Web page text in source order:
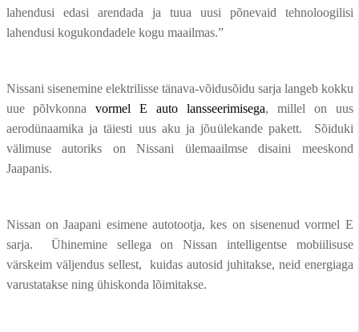
lahendusi edasi arendada ja tuua uusi põnevaid tehnoloogilisi
lahendusi kogukondadele kogu maailmas.”
Nissani sisenemine elektrilisse tänava-võidusõidu sarja langeb kokku
uue põlvkonnavormel E auto lansseerimisega, millel on uus
aerodünaamika ja täiesti uus aku ja jõuülekande pakett. Sõiduki
välimuse autoriks on Nissani ülemaailmse disaini meeskond
Jaapanis.
Nissan on Jaapani esimene autotootja, kes on sisenenud vormel E
sarja. Ühinemine sellega on Nissan intelligentse mobiilisuse
värskeim väljendus sellest, kuidas autosid juhitakse, neid energiaga
varustatakse ning ühiskonda lõimitakse.